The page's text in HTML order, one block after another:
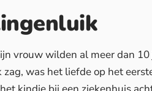
vrouw wilden al meer dan 10
was het liefde op het